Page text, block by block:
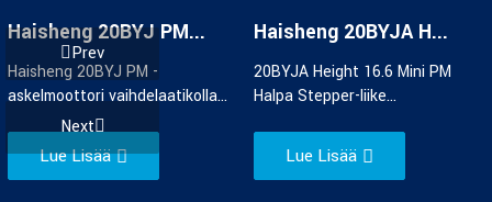
Haisheng 20BYJ PM...
Haisheng 20BYJ PM -
askelmoottori vaihdelaatikolla...
Lue Lisää
Haisheng 20BYJA H...
20BYJA Height 16.6 Mini PM
Halpa Stepper-liike...
Lue Lisää